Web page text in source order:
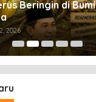
Beringin di Bumi
2026